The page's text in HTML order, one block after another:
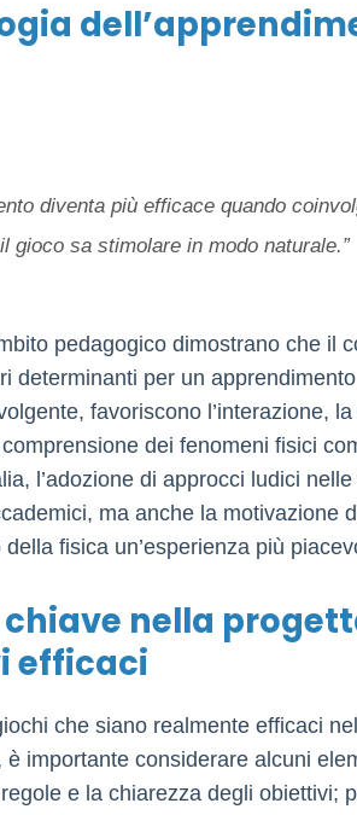
diventa più efficace quando
gioco sa stimolare in modo naturale.”
pedagogico dimostrano che il
determinanti per un
favoriscono l’interazione,
dei fenomeni fisici
l’adozione di approcci ludici
ma anche la motivazione
della fisica un’esperienza più
chiave nella
efficaci
che siano realmente efficaci
è importante considerare alcuni
e la chiarezza degli obiettivi;